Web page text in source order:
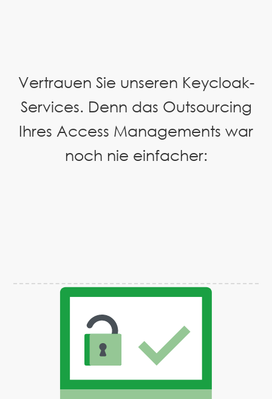
Vertrauen Sie unseren Keycloak-
Services. Denn das Outsourcing
Ihres Access Managements war
noch nie einfacher: